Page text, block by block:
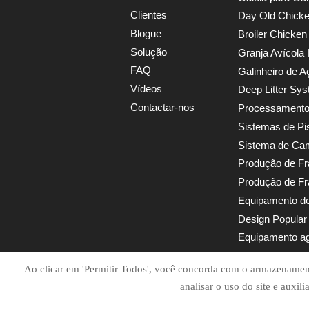
Clientes
Blogue
Solução
FAQ
Vídeos
Contactar-nos
Day Old
Broiler
Galinheiro de
Deep Litter
Equipamento
Ao clicar em 'Permitir Todos', você concorda com o
analisar o uso do site e